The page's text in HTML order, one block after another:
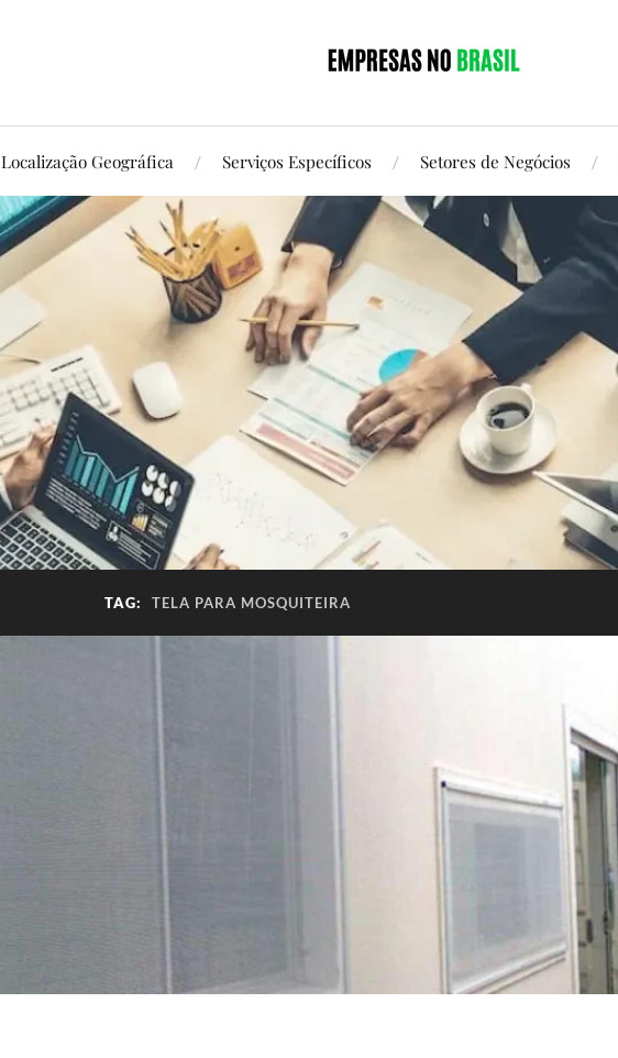
Localização Geográfica Serviços Específicos Setores de Negócios
TAG: TELA PARA MOSQUITEIRA